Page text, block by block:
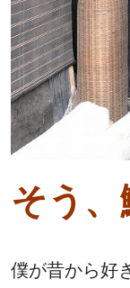
そう、
僕が昔から好